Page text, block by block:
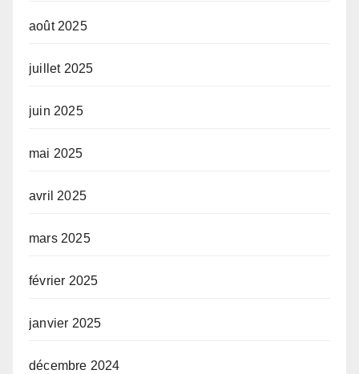
août 2025
juillet 2025
juin 2025
mai 2025
avril 2025
mars 2025
février 2025
janvier 2025
décembre 2024